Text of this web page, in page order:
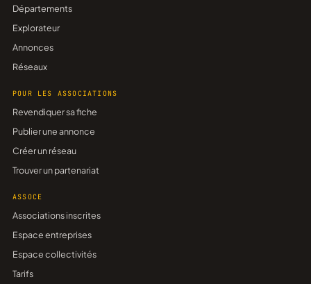
Départements
Explorateur
Annonces
Réseaux
POUR LES ASSOCIATIONS
Revendiquer sa fiche
Publier une annonce
Créer un réseau
Trouver un partenariat
ASSOCE
Associations inscrites
Espace entreprises
Espace collectivités
Tarifs